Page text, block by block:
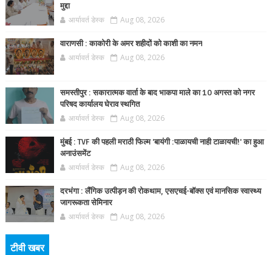
मुद्दा
आर्यावर्त डेस्क Aug 08, 2026
वाराणसी : काकोरी के अमर शहीदों को काशी का नमन
आर्यावर्त डेस्क Aug 08, 2026
समस्तीपुर : सकारात्मक वार्ता के बाद भाकपा माले का 10 अगस्त को नगर
परिषद कार्यालय घेराव स्थगित
आर्यावर्त डेस्क Aug 08, 2026
मुंबई : TVF की पहली मराठी फिल्म 'बायंगी :पाळायची नाही टाळायची!' का हुआ
अनाउंसमेंट
आर्यावर्त डेस्क Aug 08, 2026
दरभंगा : लैंगिक उत्पीड़न की रोकथाम, एसएचई-बॉक्स एवं मानसिक स्वास्थ्य
जागरूकता सेमिनार
आर्यावर्त डेस्क Aug 08, 2026
टीवी खबर